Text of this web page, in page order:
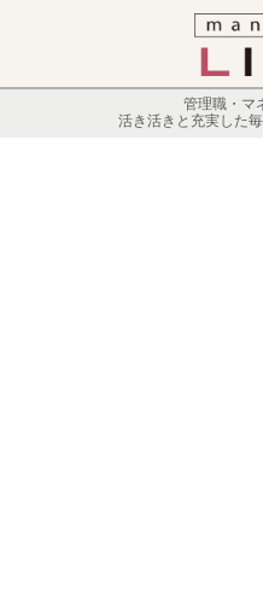
管理職・マ
活き活きと充実した